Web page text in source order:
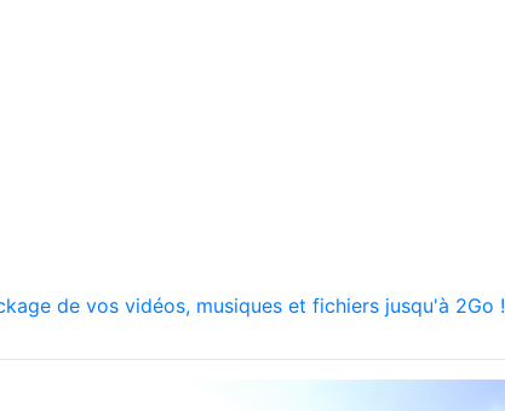
de vos vidéos, musiques et fichiers jusqu'à 2Go !